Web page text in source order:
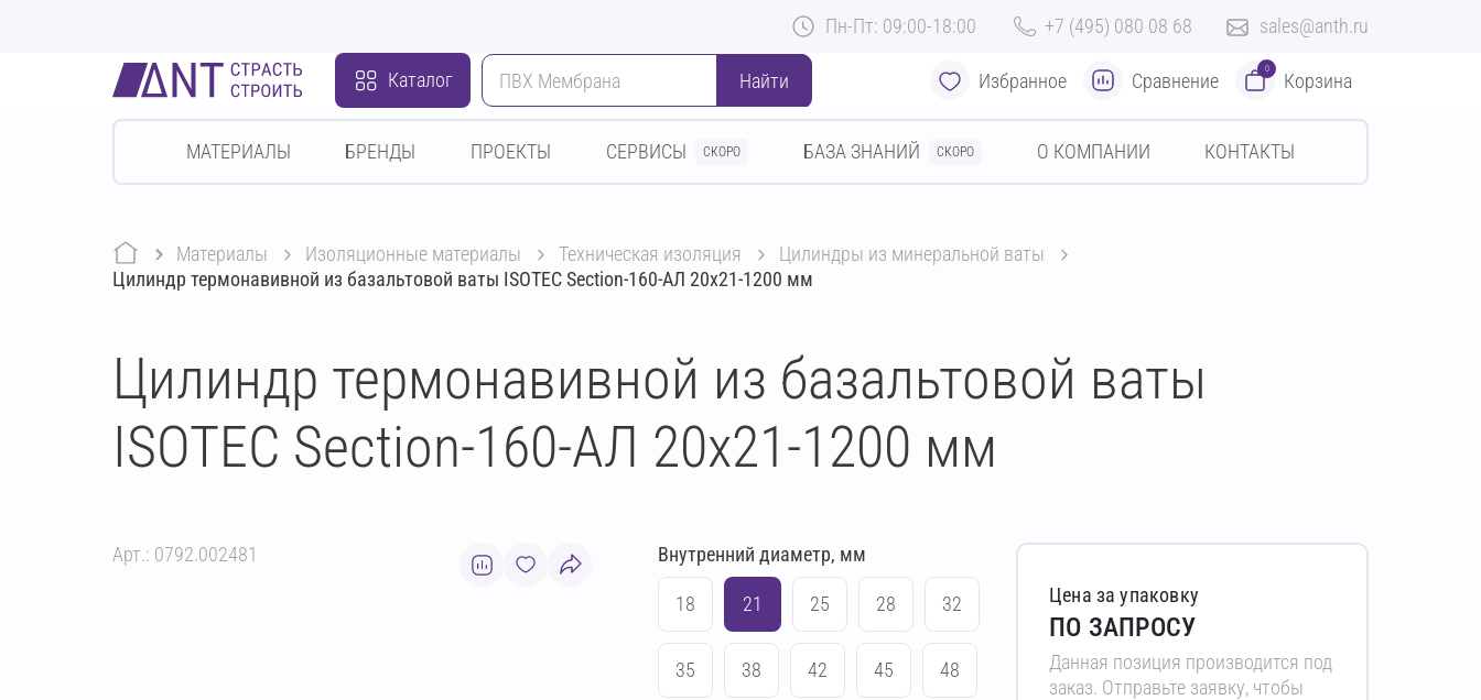
Пн-Пт: 09:00-18:00 +7 (495) 080 08 68 sales@anth.ru
Каталог Найти Избранное Сравнение
0
Корзина
МАТЕРИАЛЫ БРЕНДЫ ПРОЕКТЫ СЕРВИСЫ СКОРО БАЗА ЗНАНИЙ СКОРО О КОМПАНИИ КОНТАКТЫ
Материалы изоляционные материалы техническая изоляция
цилиндры из минеральной ваты
Цилиндр термонавивной из базальтовой ваты ISOTEC Section-160-АЛ 20х21-1200 мм
Цилиндр термонавивной из базальтовой ваты
ISOTEC Section-160-АЛ 20х21-1200 мм
Арт.: 0792.002481 Внутренний диаметр, мм
18 21 25 28 32
35 38 42 45 48
Цена за упаковку
ПО ЗАПРОСУ
Данная позиция производится под
заказ. Отправьте заявку, чтобы